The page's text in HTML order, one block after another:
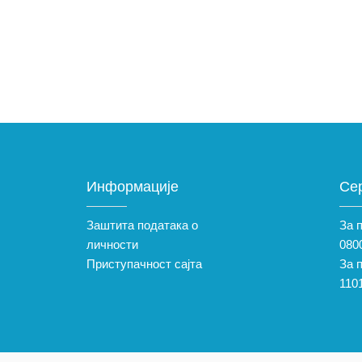
Информације
Заштита података о
личности
Приступачност сајта
За
За